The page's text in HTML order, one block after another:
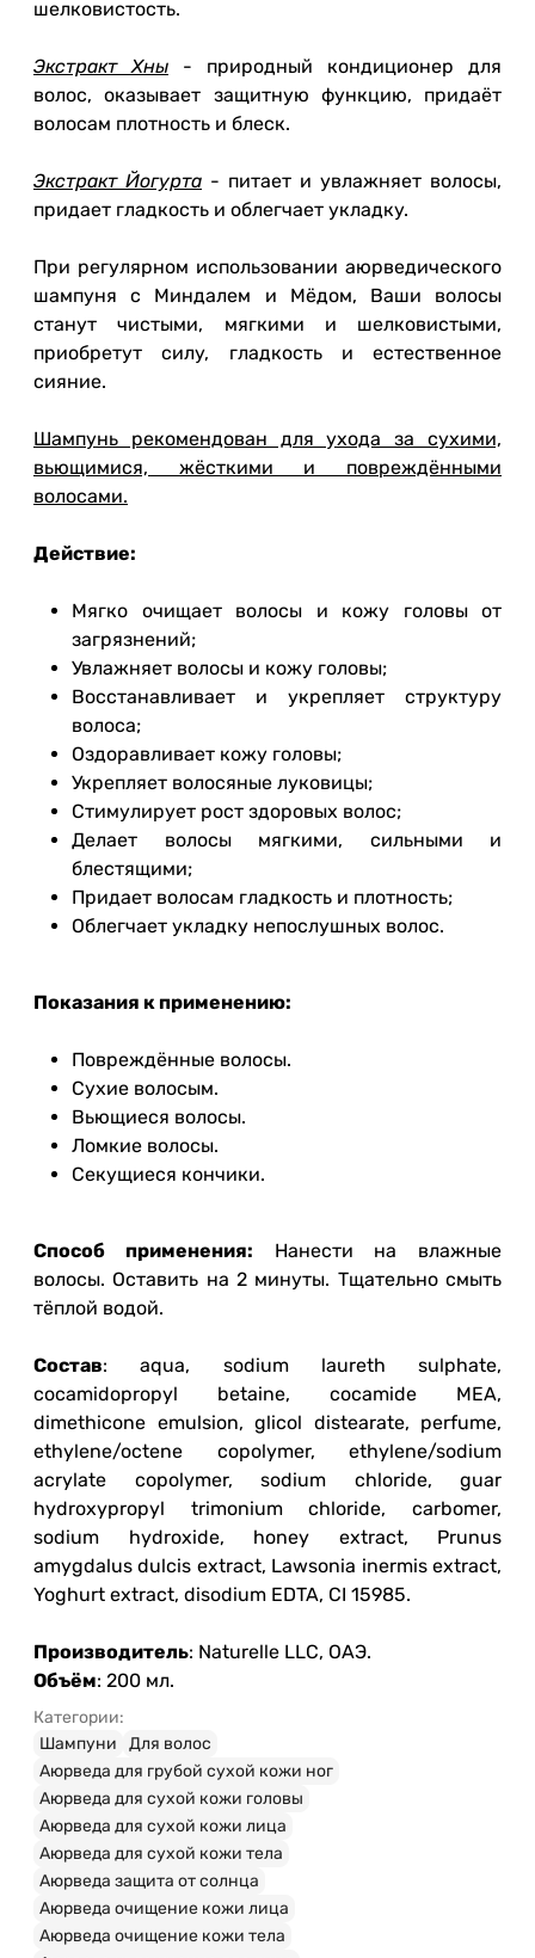
шелковистость.
Экстракт Хны - природный кондиционер для
волос, оказывает защитную функцию, придаёт
волосам плотность и блеск.
Экстракт Йогурта - питает и увлажняет волосы,
придает гладкость и облегчает укладку.
При регулярном использовании аюрведического
шампуня с Миндалем и Мёдом, Ваши волосы
станут чистыми, мягкими и шелковистыми,
приобретут силу, гладкость и естественное
сияние.
Шампунь рекомендован для ухода за сухими,
вьющимися, жёсткими и повреждёнными
волосами.
Действие:
Мягко очищает волосы и кожу головы от
загрязнений;
Увлажняет волосы и кожу головы;
Восстанавливает и укрепляет структуру
волоса;
Оздоравливает кожу головы;
Укрепляет волосяные луковицы;
Стимулирует рост здоровых волос;
Делает волосы мягкими, сильными и
блестящими;
Придает волосам гладкость и плотность;
Облегчает укладку непослушных волос.
Показания к применению:
Повреждённые волосы.
Сухие волосым.
Вьющиеся волосы.
Ломкие волосы.
Секущиеся кончики.
Способ применения: Нанести на влажные
волосы. Оставить на 2 минуты. Тщательно смыть
тёплой водой.
Состав: aqua, sodium laureth sulphate,
cocamidopropyl betaine, cocamide MEA,
dimethicone emulsion, glicol distearate, perfume,
ethylene/octene copolymer, ethylene/sodium
acrylate copolymer, sodium chloride, guar
hydroxypropyl trimonium chloride, carbomer,
sodium hydroxide, honey extract, Prunus
amygdalus dulcis extract, Lawsonia inermis extract,
Yoghurt extract, disodium EDTA, CI 15985.
Производитель: Naturelle LLC, ОАЭ.
Объём: 200 мл.
Категории:
Шампуни
Для волос
Аюрведа для грубой сухой кожи ног
Аюрведа для сухой кожи головы
Аюрведа для сухой кожи лица
Аюрведа для сухой кожи тела
Аюрведа защита от солнца
Аюрведа очищение кожи лица
Аюрведа очищение кожи тела